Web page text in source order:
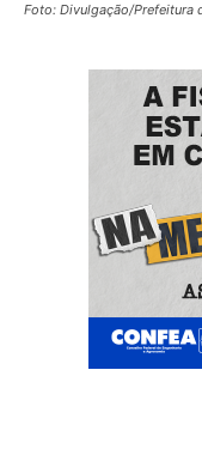
Foto: Divulgação/Prefeitura